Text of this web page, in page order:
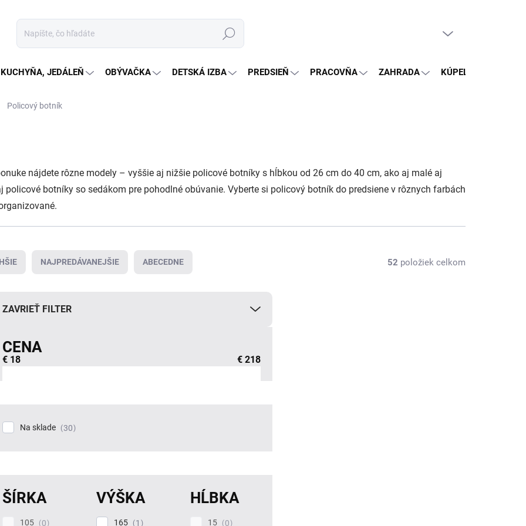
Hľadať
KUCHYŇA, JEDÁLEŇ OBÝVAČKA DETSKÁ IZBA PREDSIEŇ PRACOVŇA ZAHRADA KÚPEĽŇA
Policový botník
nájdete rôzne modely – vyššie aj nižšie policové botníky s hĺbkou od 26 cm do 40 cm, ako aj malé aj
policové botníky so sedákom pre pohodlné obúvanie. Vyberte si policový botník do predsiene v rôznych farbách
NAJPREDÁVANEJŠIE ABECEDNE 52 položiek celkom
ZAVRIEŤ FILTER
CENA
€ 18 € 218
Na sklade 30
ŠÍRKA
105
0
VÝŠKA
165
1
HĹBKA
15
0